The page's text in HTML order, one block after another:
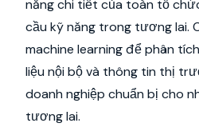
năng chi tiết của toàn tổ
cầu kỹ năng trong tương lai.
machine learning để phân
liệu nội bộ và thông tin thị
doanh nghiệp chuẩn bị cho
tương lai.